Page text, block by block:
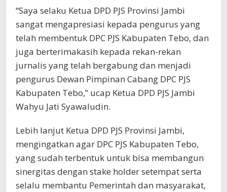
“Saya selaku Ketua DPD PJS Provinsi Jambi
sangat mengapresiasi kepada pengurus yang
telah membentuk DPC PJS Kabupaten Tebo, dan
juga berterimakasih kepada rekan-rekan
jurnalis yang telah bergabung dan menjadi
pengurus Dewan Pimpinan Cabang DPC PJS
Kabupaten Tebo,” ucap Ketua DPD PJS Jambi
Wahyu Jati Syawaludin.
Lebih lanjut Ketua DPD PJS Provinsi Jambi,
mengingatkan agar DPC PJS Kabupaten Tebo,
yang sudah terbentuk untuk bisa membangun
sinergitas dengan stake holder setempat serta
selalu membantu Pemerintah dan masyarakat,